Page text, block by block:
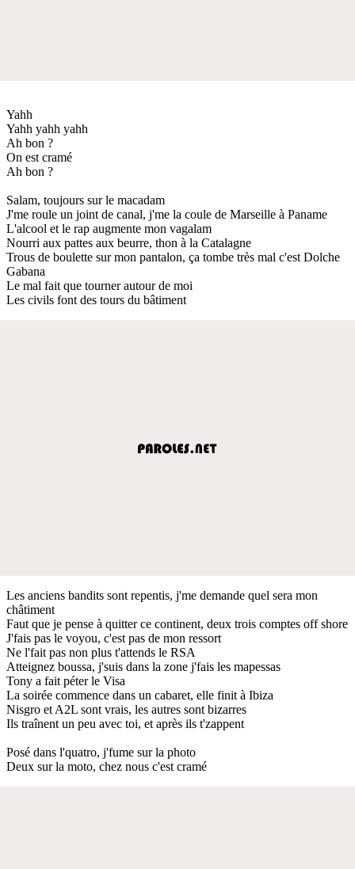
Yahh
Yahh yahh yahh
Ah bon ?
On est cramé
Ah bon ?
Salam, toujours sur le macadam
J'me roule un joint de canal, j'me la coule de Marseille à Paname
L'alcool et le rap augmente mon vagalam
Nourri aux pattes aux beurre, thon à la Catalagne
Trous de boulette sur mon pantalon, ça tombe très mal c'est Dolche
Gabana
Le mal fait que tourner autour de moi
Les civils font des tours du bâtiment
Les anciens bandits sont repentis, j'me demande quel sera mon
châtiment
Faut que je pense à quitter ce continent, deux trois comptes off shore
J'fais pas le voyou, c'est pas de mon ressort
Ne l'fait pas non plus t'attends le RSA
Atteignez boussa, j'suis dans la zone j'fais les mapessas
Tony a fait péter le Visa
La soirée commence dans un cabaret, elle finit à Ibiza
Nisgro et A2L sont vrais, les autres sont bizarres
Ils traînent un peu avec toi, et après ils t'zappent
Posé dans l'quatro, j'fume sur la photo
Deux sur la moto, chez nous c'est cramé